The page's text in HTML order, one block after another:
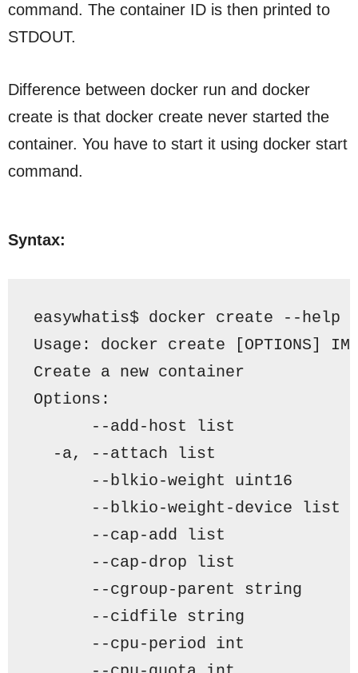
command. The container ID is then printed to
STDOUT.
Difference between docker run and docker
create is that docker create never started the
container. You have to start it using docker start
command.
Syntax:
easywhatis$ docker create --help
Usage:
docker create [OPTIONS]
Create a new container
Options:
--add-host list
-a, --attach list
--blkio-weight uint16
--blkio-weight-device list
--cap-add list
--cap-drop list
--cgroup-parent string
--cidfile string
--cpu-period int